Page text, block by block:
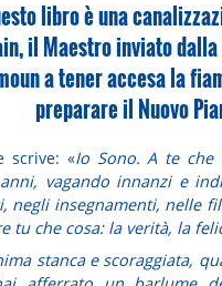
libro è una
il Maestro inviato
a tener accesa la
preparare il Nuovo
scrive: «Io Sono. A te
vagando innanzi e
negli insegnamenti, nelle
tu che cosa: la verità, la
stanca e scoraggiata,